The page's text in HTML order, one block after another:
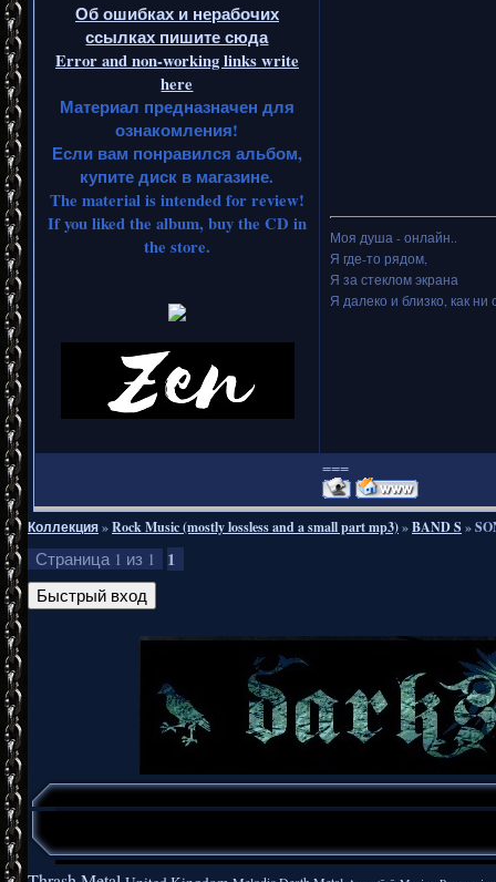
Об ошибках и нерабочих
ссылках пишите сюда
Error and non-working links write
here
Материал предназначен для
ознакомления!
Если вам понравился альбом,
купите диск в магазине.
The material is intended for review!
If you liked the album, buy the CD in
the store.
Моя душа - онлайн..
Я где-то рядом,
Я за стеклом экрана
Я далеко и близко, как ни
===
Коллекция»Rock Music (mostly lossless and a small part mp3)»BAND S »
Страница 1 из 1 1